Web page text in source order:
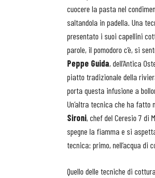
cuocere la pasta nel
saltandola in padella. Una
presentato i suoi capellini
parole, il pomodoro c’è, si
Peppe Guida, dell’Antica
piatto tradizionale della
porta questa infusione a
Un’altra tecnica che ha
Sironi, chef del Ceresio 7 di
spegne la fiamma e si
tecnica: primo, nell’acqua di
Quello delle tecniche di